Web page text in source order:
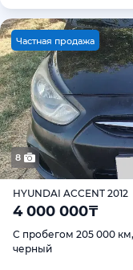
Частная продажа
8
HYUNDAI ACCENT 2012
4 000 000₸
С пробегом 205 000
черный